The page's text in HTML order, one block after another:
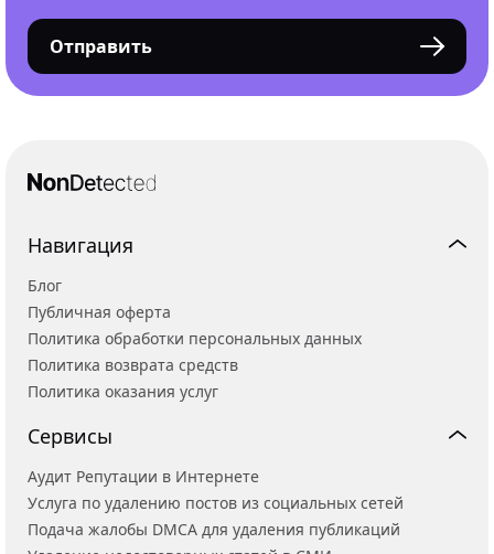
Отправить
Навигация
Блог
Публичная оферта
Политика обработки персональных данных
Политика возврата средств
Политика оказания услуг
Сервисы
Аудит Репутации в Интернете
Услуга по удалению постов из социальных сетей
Подача жалобы DMCA для удаления публикаций